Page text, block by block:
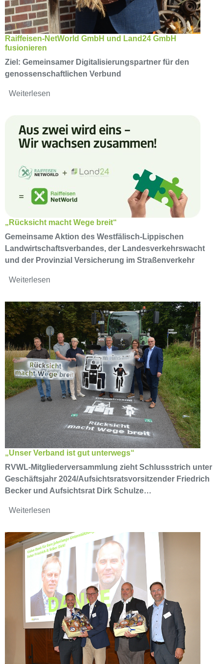
Raiffeisen-NetWorld GmbH und Land24 GmbH
fusionieren
Ziel: Gemeinsamer Digitalisierungspartner für den
genossenschaftlichen Verbund
Weiterlesen
„Rücksicht macht Wege breit“
Gemeinsame Aktion des Westfälisch-Lippischen
Landwirtschaftsverbandes, der Landesverkehrswacht
und der Provinzial Versicherung im Straßenverkehr
Weiterlesen
„Unser Verband ist gut unterwegs“
RVWL-Mitgliederversammlung zieht Schlussstrich unter
Geschäftsjahr 2024/Aufsichtsratsvorsitzender Friedrich
Becker und Aufsichtsrat Dirk Schulze…
Weiterlesen